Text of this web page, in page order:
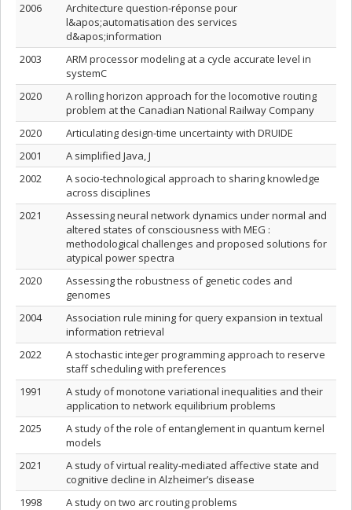
2006
Architecture question-réponse pour
l&apos;automatisation des services
d&apos;information
2003
ARM processor modeling at a cycle accurate level in
systemC
2020
A rolling horizon approach for the locomotive routing
problem at the Canadian National Railway Company
2020
Articulating design-time uncertainty with DRUIDE
2001
A simplified Java, J
2002
A socio-technological approach to sharing knowledge
across disciplines
2021
Assessing neural network dynamics under normal and
altered states of consciousness with MEG :
methodological challenges and proposed solutions for
atypical power spectra
2020
Assessing the robustness of genetic codes and
genomes
2004
Association rule mining for query expansion in textual
information retrieval
2022
A stochastic integer programming approach to reserve
staff scheduling with preferences
1991
A study of monotone variational inequalities and their
application to network equilibrium problems
2025
A study of the role of entanglement in quantum kernel
models
2021
A study of virtual reality-mediated affective state and
cognitive decline in Alzheimer’s disease
1998
A study on two arc routing problems